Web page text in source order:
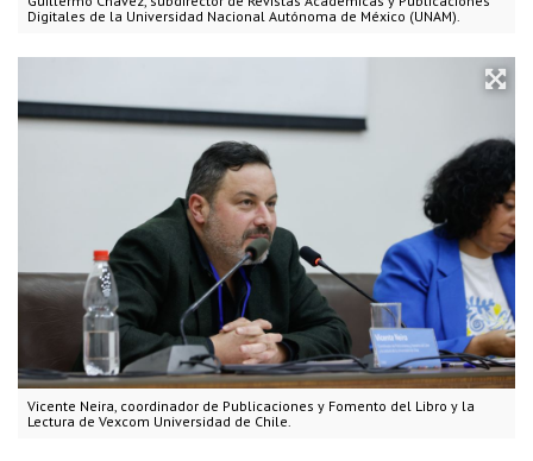
Digitales de la Universidad Nacional Autónoma de México (UNAM).
Vicente Neira, coordinador de Publicaciones y Fomento del Libro y la
Lectura de Vexcom Universidad de Chile.